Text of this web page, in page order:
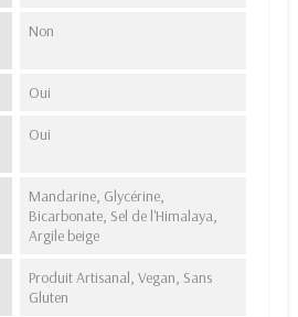
Non
Oui
Oui
Mandarine, Glycérine,
Bicarbonate, Sel de l'Himalaya,
Argile beige
Produit Artisanal, Vegan, Sans
Gluten